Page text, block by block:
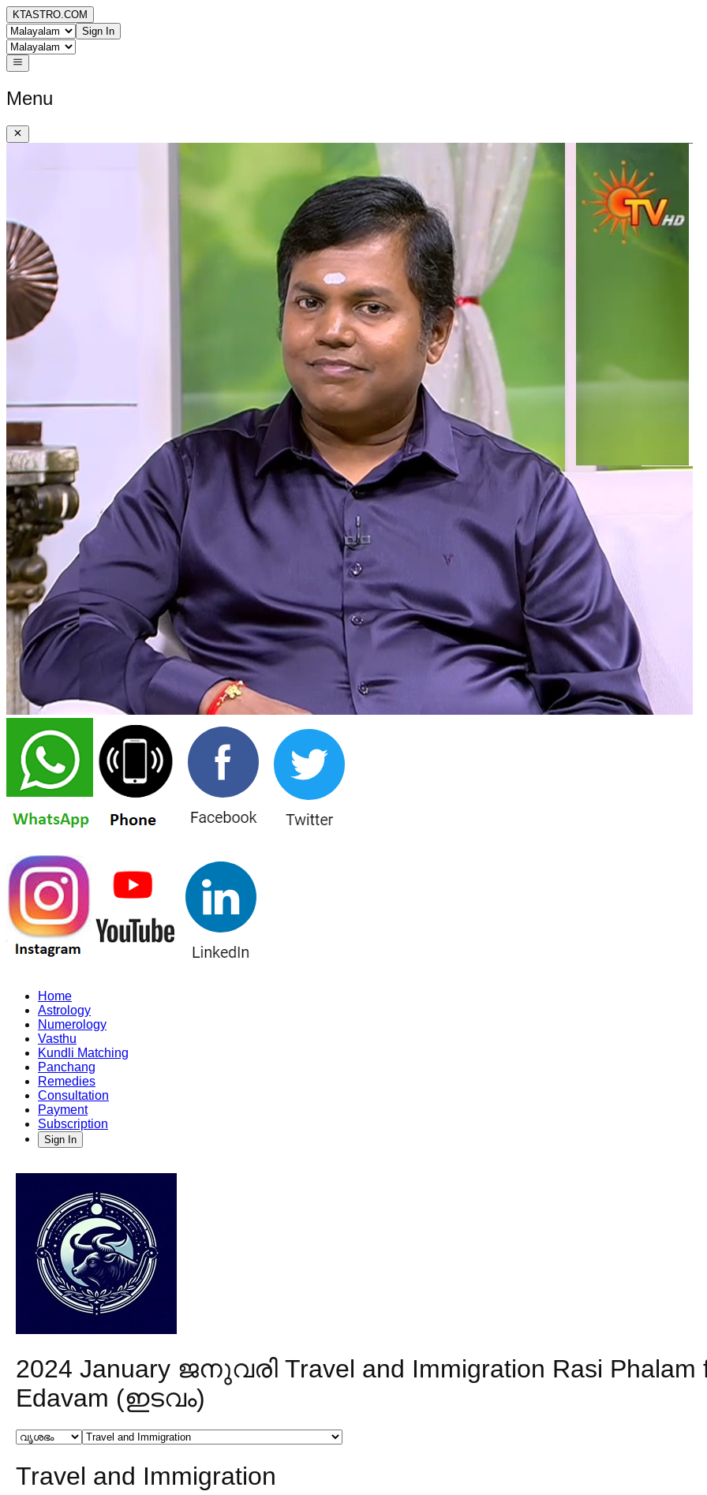
KTASTRO.COM
Sign In
Menu
Home
Astrology
Numerology
Vasthu
Kundli Matching
Panchang
Remedies
Consultation
Payment
Subscription
Sign In
2024 January ജനുവരി Travel and Immigration Rasi Phalam
Edavam (ഇടവം)
Travel and Immigration